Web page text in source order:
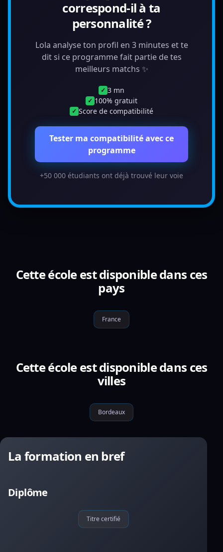
correspond-il à ta
personnalité ?
Lola analyse ton profil en 3 minutes et te
dit si ce programme fait partie de tes
meilleurs matchs ✨
✓ 3 mn
✓ 100% gratuit
✓ Score de compatibilité
Tester ma compatibilité avec ce
programme
+50 000 étudiants ont déjà trouvé leur voie
Cette école est disponible dans ces
pays
France
Cette école est disponible dans ces
villes
Bordeaux
La formation en bref
Diplôme
Titre certifié